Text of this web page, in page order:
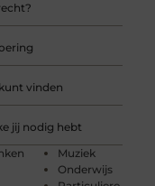
vinden
jij nodig hebt
Muziek
Onderwijs